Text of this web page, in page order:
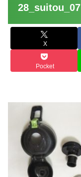
28_suitou_07
X
Pocket